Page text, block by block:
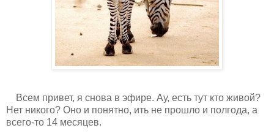
Всем привет, я снова в эфире. Ау, есть тут кто живой?
Нет никого? Оно и понятно, ить не прошло и полгода, а
всего-то 14 месяцев.